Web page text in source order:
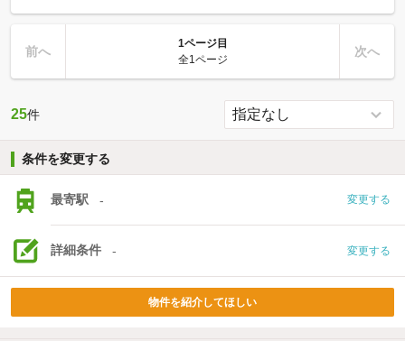
前へ
1ページ目
全1ページ
次へ
25件
条件を変更する
最寄駅 - 変更する
詳細条件 - 変更する
物件を紹介してほしい